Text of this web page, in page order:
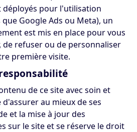
déployés pour l'utilisation
Google Ads ou Meta), un
est mis en place pour vous
de refuser ou de personnaliser
première visite.
de ce site avec soin et
au mieux de ses
et la mise à jour des
sur le site et se réserve le droit